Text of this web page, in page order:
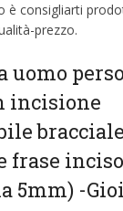
è consigliarti
prezzo.
uomo
incisione
frase
5mm) -